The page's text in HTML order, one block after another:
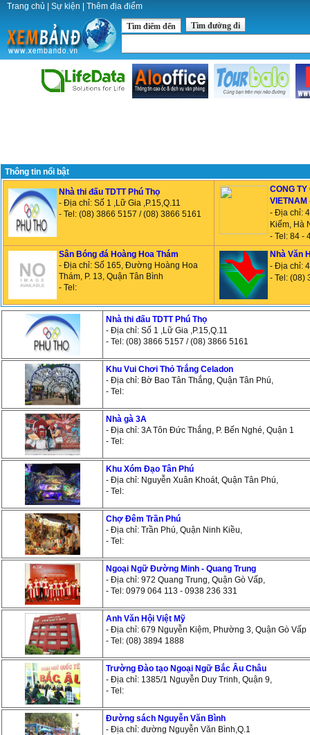
Trang chủ Sự kiện Thêm địa điểm
Tìm điểm đến Tìm đường đi
Thông tin nổi bật
Nhà thi đấu TDTT Phú Thọ
- Địa chỉ: Số 1 ,Lữ Gia ,P.15,Q.11
- Tel: (08) 3866 5157 / (08) 3866 5161
CONG TY
VIETNAM
- Địa chỉ:
Kiếm, Hà
- Tel: 84 -
Sân Bóng đá Hoàng Hoa Thám
- Địa chỉ: Số 165, Đường Hoàng Hoa
Thám, P. 13, Quận Tân Bình
- Tel:
Nhà Văn
- Địa chỉ:
- Tel: (08)
Nhà thi đấu TDTT Phú Thọ
- Địa chỉ: Số 1 ,Lữ Gia ,P.15,Q.11
- Tel: (08) 3866 5157 / (08) 3866 5161
Khu Vui Chơi Thỏ Trắng Celadon
- Địa chỉ: Bờ Bao Tân Thắng, Quận Tân Phú,
- Tel:
Nhà gà 3A
- Địa chỉ: 3A Tôn Đức Thắng, P. Bến Nghé, Quận 1
- Tel:
Khu Xóm Đạo Tân Phú
- Địa chỉ: Nguyễn Xuân Khoát, Quận Tân Phú,
- Tel:
Chợ Đêm Trần Phú
- Địa chỉ: Trần Phú, Quận Ninh Kiều,
- Tel:
Ngoại Ngữ Đường Minh - Quang Trung
- Địa chỉ: 972 Quang Trung, Quận Gò Vấp,
- Tel: 0979 064 113 - 0938 236 331
Anh Văn Hội Việt Mỹ
- Địa chỉ: 679 Nguyễn Kiệm, Phường 3, Quận Gò Vấp
- Tel: (08) 3894 1888
Trường Đào tạo Ngoại Ngữ Bắc Âu Châu
- Địa chỉ: 1385/1 Nguyễn Duy Trinh, Quận 9,
- Tel:
Đường sách Nguyễn Văn Bình
- Địa chỉ: đường Nguyễn Văn Bình,Q.1